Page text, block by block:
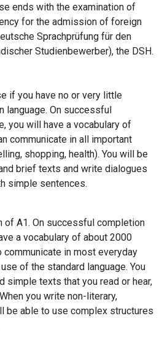
ends with the examination of
for the admission of foreign
Sprachprüfung für den
Studienbewerber), the DSH.
if you have no or very little
language. On successful
you will have a vocabulary of
communicate in all important
shopping, health). You will be
brief texts and write dialogues
simple sentences.
A1. On successful completion
a vocabulary of about 2000
in most everyday
of the standard language. You
simple texts that you read or hear,
you write non-literary,
be able to use complex structures